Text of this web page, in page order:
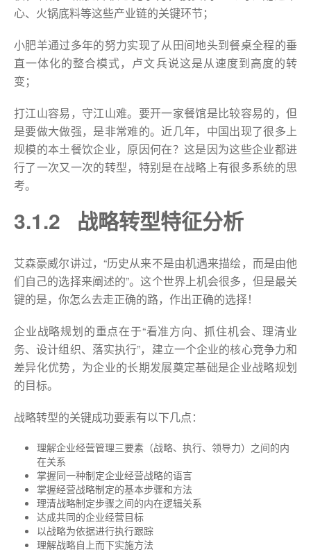
心、火锅底料等这些产业链的关键环节；
小肥羊通过多年的努力实现了从田间地头到餐桌全程的垂
直一体化的整合模式，卢文兵说这是从速度到高度的转
变；
打江山容易，守江山难。要开一家餐馆是比较容易的，但
是要做大做强，是非常难的。近几年，中国出现了很多上
规模的本土餐饮企业，原因何在？这是因为这些企业都进
行了一次又一次的转型，特别是在战略上有很多系统的思
考。
3.1.2 战略转型特征分析
艾森豪威尔讲过，“历史从来不是由机遇来描绘，而是由他
们自己的选择来阐述的”。这个世界上机会很多，但是最关
键的是，你怎么去走正确的路，作出正确的选择！
企业战略规划的重点在于“看准方向、抓住机会、理清业
务、设计组织、落实执行”，建立一个企业的核心竞争力和
差异化优势，为企业的长期发展奠定基础是企业战略规划
的目标。
战略转型的关键成功要素有以下几点：
理解企业经营管理三要素（战略、执行、领导力）之间的内
在关系
掌握同一种制定企业经营战略的语言
掌握经营战略制定的基本步骤和方法
理清战略制定步骤之间的内在逻辑关系
达成共同的企业经营目标
以战略为依据进行执行跟踪
理解战略自上而下实施方法